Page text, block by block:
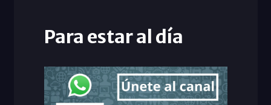
Para estar al día